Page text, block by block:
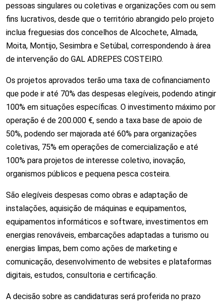
pessoas singulares ou coletivas e organizações com ou sem
fins lucrativos, desde que o território abrangido pelo projeto
inclua freguesias dos concelhos de Alcochete, Almada,
Moita, Montijo, Sesimbra e Setúbal, correspondendo à área
de intervenção do GAL ADREPES COSTEIRO.
Os projetos aprovados terão uma taxa de cofinanciamento
que pode ir até 70% das despesas elegíveis, podendo atingir
100% em situações específicas. O investimento máximo por
operação é de 200.000 €, sendo a taxa base de apoio de
50%, podendo ser majorada até 60% para organizações
coletivas, 75% em operações de comercialização e até
100% para projetos de interesse coletivo, inovação,
organismos públicos e pequena pesca costeira.
São elegíveis despesas como obras e adaptação de
instalações, aquisição de máquinas e equipamentos,
equipamentos informáticos e software, investimentos em
energias renováveis, embarcações adaptadas a turismo ou
energias limpas, bem como ações de marketing e
comunicação, desenvolvimento de websites e plataformas
digitais, estudos, consultoria e certificação.
A decisão sobre as candidaturas será proferida no prazo